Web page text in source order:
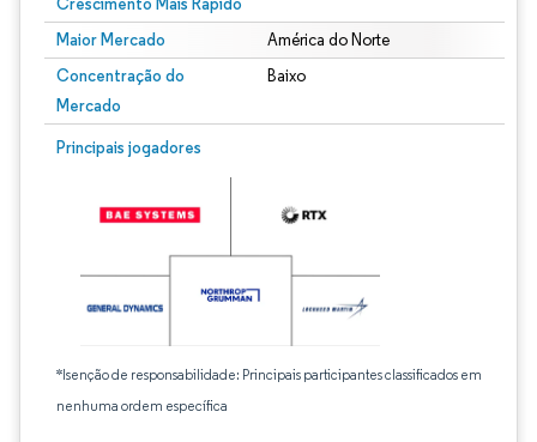
Maior Mercado América do Norte
Concentração do
Mercado
Baixo
Principais jogadores
*Isenção de responsabilidade: Principais participantes classificados em
nenhuma ordem específica